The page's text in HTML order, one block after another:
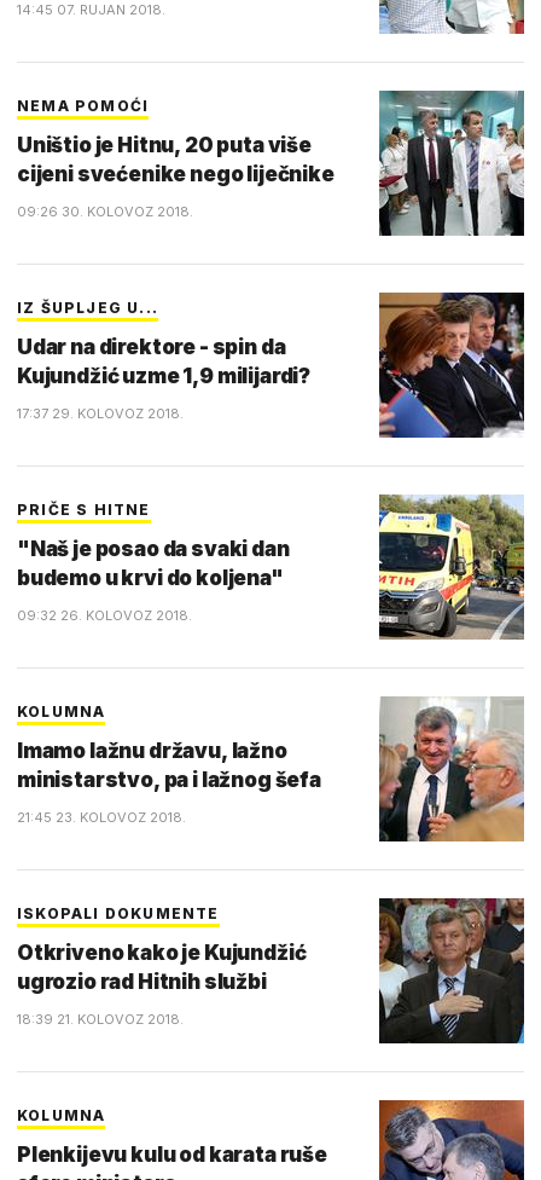
14:45 07. RUJAN 2018.
NEMA POMOĆI
Uništio je Hitnu, 20 puta više
cijeni svećenike nego liječnike
09:26 30. KOLOVOZ 2018.
IZ ŠUPLJEG U...
Udar na direktore - spin da
Kujundžić uzme 1,9 milijardi?
17:37 29. KOLOVOZ 2018.
PRIČE S HITNE
"Naš je posao da svaki dan
budemo u krvi do koljena"
09:32 26. KOLOVOZ 2018.
KOLUMNA
Imamo lažnu državu, lažno
ministarstvo, pa i lažnog šefa
21:45 23. KOLOVOZ 2018.
ISKOPALI DOKUMENTE
Otkriveno kako je Kujundžić
ugrozio rad Hitnih službi
18:39 21. KOLOVOZ 2018.
KOLUMNA
Plenkijevu kulu od karata ruše